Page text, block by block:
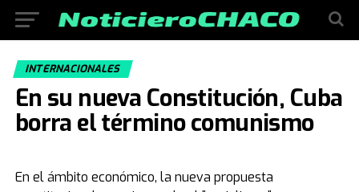
INTERNACIONALES
En su nueva Constitución, Cuba
borra el término comunismo
En el ámbito económico, la nueva propuesta